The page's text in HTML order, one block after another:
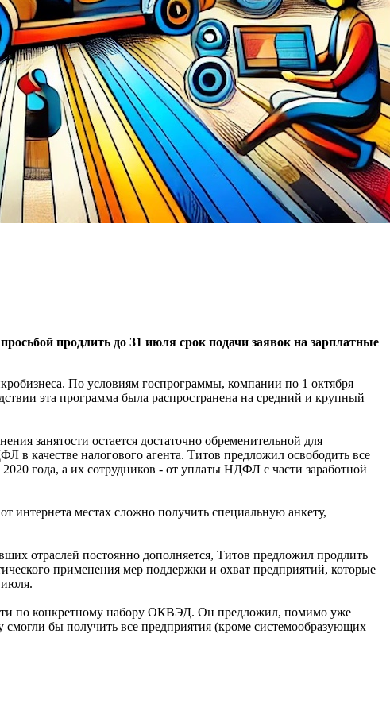
продлить до 31 июля срок подачи заявок на зарплатные
По условиям госпрограммы, компании по 1 октября
эта программа была распространена на средний и крупный
занятости остается достаточно обременительной для
качестве налогового агента. Титов предложил освободить все
года, а их сотрудников - от уплаты НДФЛ с части заработной
интернета местах сложно получить специальную анкету,
отраслей постоянно дополняется, Титов предложил продлить
применения мер поддержки и охват предприятий, которые
июля.
по конкретному набору ОКВЭД. Он предложил, помимо уже
бы получить все предприятия (кроме системообразующих